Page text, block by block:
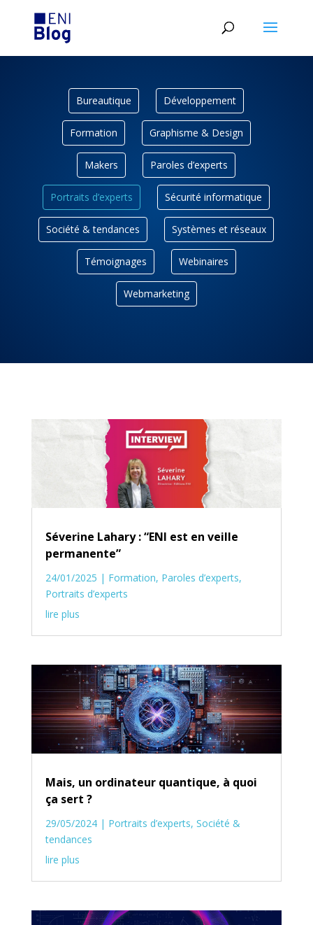
Bureautique Développement
Formation Graphisme & Design
Makers Paroles d’experts
Portraits d’experts Sécurité informatique
Société & tendances Systèmes et réseaux
Témoignages Webinaires
Webmarketing
Séverine Lahary : “ENI est en veille
permanente”
24/01/2025 | Formation, Paroles d’experts,
Portraits d’experts
lire plus
Mais, un ordinateur quantique, à quoi
ça sert ?
29/05/2024| Portraits d’experts, Société &
tendances
lire plus